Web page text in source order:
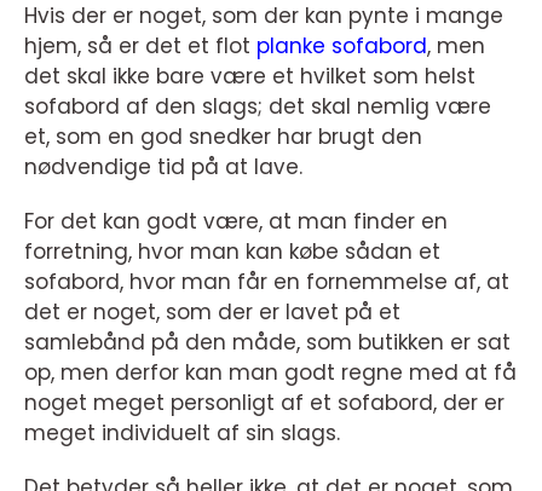
Hvis der er noget, som der kan pynte i mange
hjem, så er det et flot planke sofabord, men
det skal ikke bare være et hvilket som helst
sofabord af den slags; det skal nemlig være
et, som en god snedker har brugt den
nødvendige tid på at lave.
For det kan godt være, at man finder en
forretning, hvor man kan købe sådan et
sofabord, hvor man får en fornemmelse af, at
det er noget, som der er lavet på et
samlebånd på den måde, som butikken er sat
op, men derfor kan man godt regne med at få
noget meget personligt af et sofabord, der er
meget individuelt af sin slags.